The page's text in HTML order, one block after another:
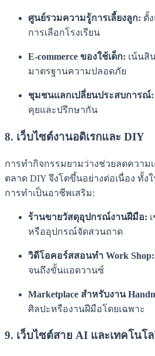
ศูนย์รวมความรู้การเลี้ยงลูก: ตั้
การเลือกโรงเรียน
E-commerce ของใช้เด็ก: เน้นสิ
มาตรฐานความปลอดภัย
ชุมชนแลกเปลี่ยนประสบการณ์:
คุยและปรึกษากัน
8. เว็บไซต์งานอดิเรกและ DIY
การทำกิจกรรมยามว่างช่วยลดความ
ตลาด DIY จึงโตขึ้นอย่างต่อเนื่อง ทั้ง
การทำเป็นอาชีพเสริม:
ร้านขายวัสดุอุปกรณ์งานฝีมือ:
หรืออุปกรณ์จัดสวนถาด
วิดีโอคอร์สสอนทำ Work Shop:
จนถึงขั้นแอดวานซ์
Marketplace สำหรับงาน
ศิลปะหรืองานฝีมือโดยเฉพาะ
9. เว็บไซต์สาย AI และเทคโนโ